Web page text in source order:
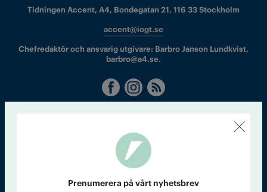
Tidningen Accent, A4, Bondegatan 21, 116 33 Stockholm
accent@iogt.se
Chefredaktör och ansvarig utgivare: Barbro Janson Lundkvist,
barbro@a4.se.
nummer av
Prenumerera på vårt nyhetsbrev